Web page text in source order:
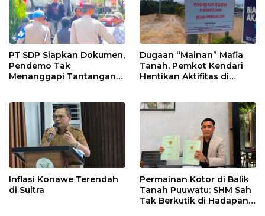
PT SDP Siapkan Dokumen,
Pendemo Tak
Menanggapi Tantangan
Dugaan “Mainan” Mafia
Tanah, Pemkot Kendari
Hentikan Aktifitas di
Inflasi Konawe Terendah
di Sultra
Permainan Kotor di Balik
Tanah Puuwatu: SHM Sah
Tak Berkutik di Hadapan